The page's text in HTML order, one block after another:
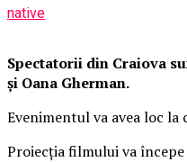
native
Spectatorii din Craiova
și Oana Gherman.
Evenimentul va avea loc
Proiecția filmului va